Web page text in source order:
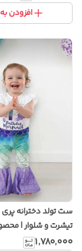
افزودن
ست تولد دخترانه
تیشرت و شلوار |
۱٬۷۸۰٬۰۰۰